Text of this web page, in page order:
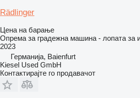
Rädlinger
Цена на барање
Опрема за градежна машина - лопата за
2023
Германија, Baienfurt
Kiesel Used GmbH
Контактирајте го продавачот